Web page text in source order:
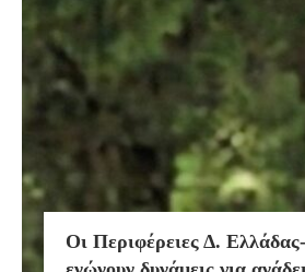
Οι Περιφέρειες Δ.